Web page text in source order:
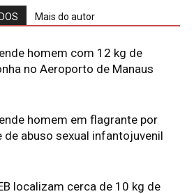
Mais do autor
homem com 12 kg de
no Aeroporto de Manaus
homem em flagrante por
de abuso sexual infantojuvenil
localizam cerca de 10 kg de